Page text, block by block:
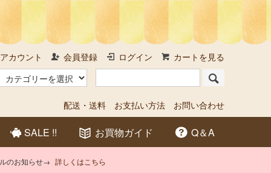
カウント 会員登録 ログイン カートを見る
配送・送料 お支払い方法 お問い合わせ
SALE !! お買物ガイド Q＆A
のお知らせ→ 詳しくはこちら